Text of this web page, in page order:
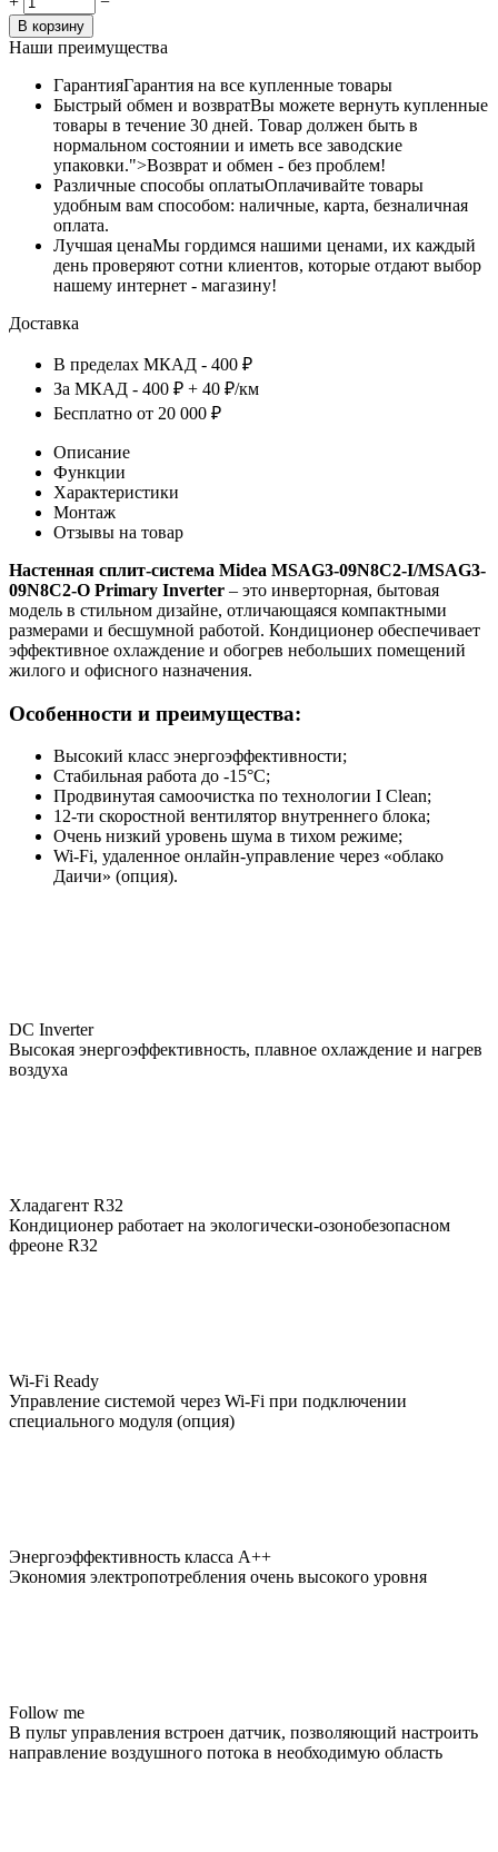
В корзину
Наши преимущества
ГарантияГарантия на все купленные товары
Быстрый обмен и возвратВы можете вернуть купленные
товары в течение 30 дней. Товар должен быть в
нормальном состоянии и иметь все заводские
упаковки.">Возврат и обмен - без проблем!
Различные способы оплатыОплачивайте товары
удобным вам способом: наличные, карта, безналичная
оплата.
Лучшая ценаМы гордимся нашими ценами, их каждый
день проверяют сотни клиентов, которые отдают выбор
нашему интернет - магазину!
Доставка
В пределах МКАД - 400 ₽
За МКАД - 400 ₽ + 40 ₽/км
Бесплатно от 20 000 ₽
Описание
Функции
Характеристики
Монтаж
Отзывы на товар
Настенная сплит-система Midea MSAG3-09N8C2-I/MSAG3-
09N8C2-O Primary Inverter – это инверторная, бытовая
модель в стильном дизайне, отличающаяся компактными
размерами и бесшумной работой. Кондиционер обеспечивает
эффективное охлаждение и обогрев небольших помещений
жилого и офисного назначения.
Особенности и преимущества:
Высокий класс энергоэффективности;
Стабильная работа до -15°С;
Продвинутая самоочистка по технологии I Clean;
12-ти скоростной вентилятор внутреннего блока;
Очень низкий уровень шума в тихом режиме;
Wi-Fi, удаленное онлайн-управление через «облако
Даичи» (опция).
DC Inverter
Высокая энергоэффективность, плавное охлаждение и нагрев
воздуха
Хладагент R32
Кондиционер работает на экологически-озонобезопасном
фреоне R32
Wi-Fi Ready
Управление системой через Wi-Fi при подключении
специального модуля (опция)
Энергоэффективность класса А++
Экономия электропотребления очень высокого уровня
Follow me
В пульт управления встроен датчик, позволяющий настроить
направление воздушного потока в необходимую область